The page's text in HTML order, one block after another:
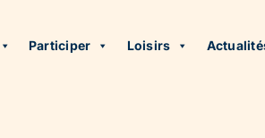
Participer Loisirs